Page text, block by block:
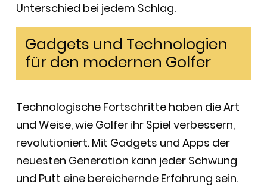
Unterschied bei jedem Schlag.
Gadgets und Technologien
für den modernen Golfer
Technologische Fortschritte haben die Art
und Weise, wie Golfer ihr Spiel verbessern,
revolutioniert. Mit Gadgets und Apps der
neuesten Generation kann jeder Schwung
und Putt eine bereichernde Erfahrung sein.